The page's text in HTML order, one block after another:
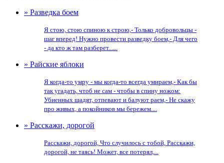
» Разведка боем
Я стою, стою спиною к строю,- Только добровольцы -
шаг вперед! Нужно провести разведку боем,- Для чего
- да кто ж там разберет......
» Райские яблоки
Я когда-то умру - мы когда-то всегда умираем,- Как бы
так угадать, чтоб не сам - чтобы в спину ножом:
Убиенных щадят, отпевают и балуют раем,- Не скажу
про живых, а покойников мы бережем....
» Расскажи, дорогой
Расскажи, дорогой, Что случилось с тобой, Расскажи,
дорогой, не таясь! Может, все потерял,...